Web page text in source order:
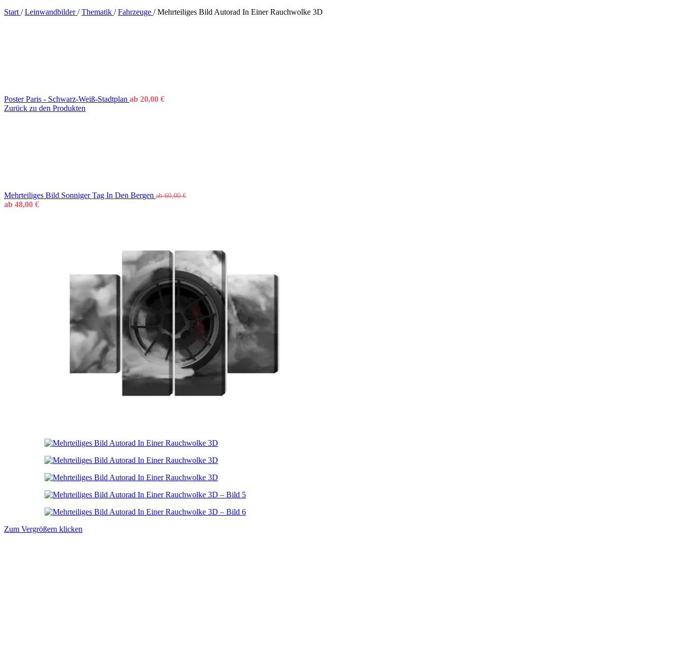
Start / Leinwandbilder/ Thematik / Fahrzeuge / Mehrteiliges Bild Autorad In Einer Rauchwolke 3D
Poster Paris - Schwarz-Weiß-Stadtplan ab 20,00 €
Zurück zu den Produkten
Mehrteiliges Bild Sonniger Tag In Den Bergen ab60,00€
ab 48,00 €
Zum Vergrößern klicken